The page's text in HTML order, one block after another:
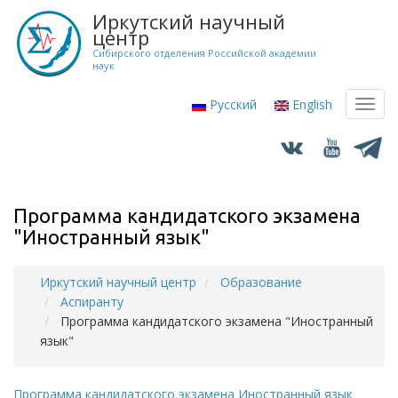
Перейти
основному
содержанию
Иркутский научный
центр
Сибирского отделения Российской академии
наук
Русский English
Программа кандидатского экзамена
"Иностранный язык"
Строка
навигации
Иркутский научный центр
Образование
Аспиранту
Программа кандидатского экзамена "Иностранный
язык"
Программа кандидатского экзамена Иностранный язык